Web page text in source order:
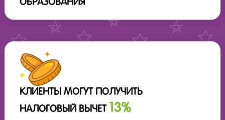
ОБРАЗОВАНИЯ
КЛИЕНТЫ МОГУТ ПОЛУЧИТЬ
НАЛОГОВЫЙ ВЫЧЕТ
13%